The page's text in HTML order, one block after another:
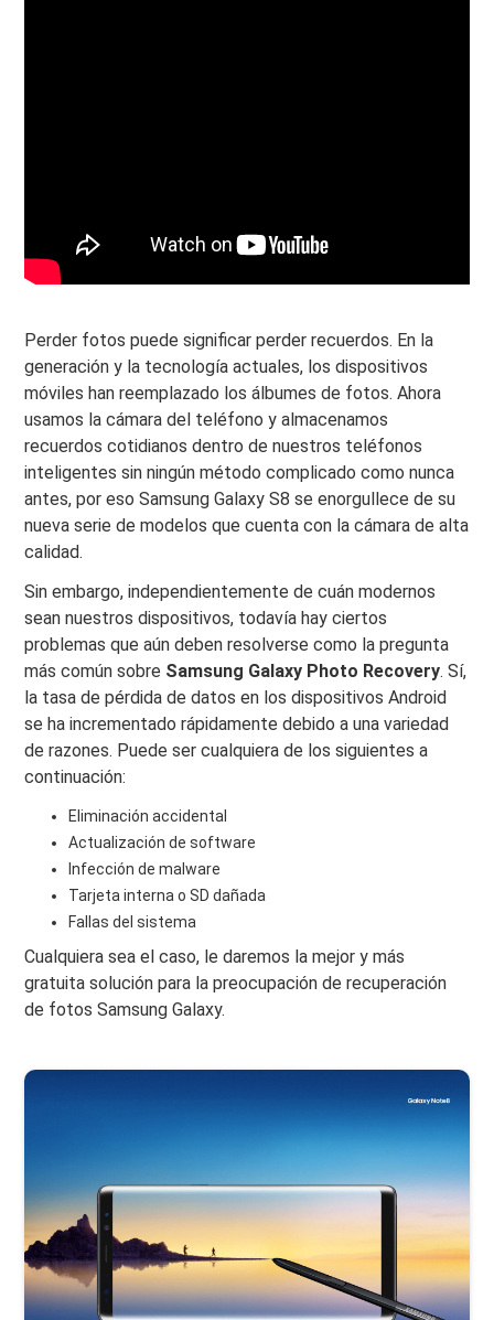
Perder fotos puede significar perder recuerdos. En la
generación y la tecnología actuales, los dispositivos
móviles han reemplazado los álbumes de fotos. Ahora
usamos la cámara del teléfono y almacenamos
recuerdos cotidianos dentro de nuestros teléfonos
inteligentes sin ningún método complicado como nunca
antes, por eso Samsung Galaxy S8 se enorgullece de su
nueva serie de modelos que cuenta con la cámara de alta
calidad.
Sin embargo, independientemente de cuán modernos
sean nuestros dispositivos, todavía hay ciertos
problemas que aún deben resolverse como la pregunta
más común sobre Samsung Galaxy Photo Recovery. Sí,
la tasa de pérdida de datos en los dispositivos Android
se ha incrementado rápidamente debido a una variedad
de razones. Puede ser cualquiera de los siguientes a
continuación:
Eliminación accidental
Actualización de software
Infección de malware
Tarjeta interna o SD dañada
Fallas del sistema
Cualquiera sea el caso, le daremos la mejor y más
gratuita solución para la preocupación de recuperación
de fotos Samsung Galaxy.